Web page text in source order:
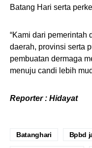
Batang Hari serta
“Kami dari pemerintah
daerah, provinsi serta
pembuatan dermaga
menuju candi lebih
Reporter : Hidayat
Batanghari Bpbd